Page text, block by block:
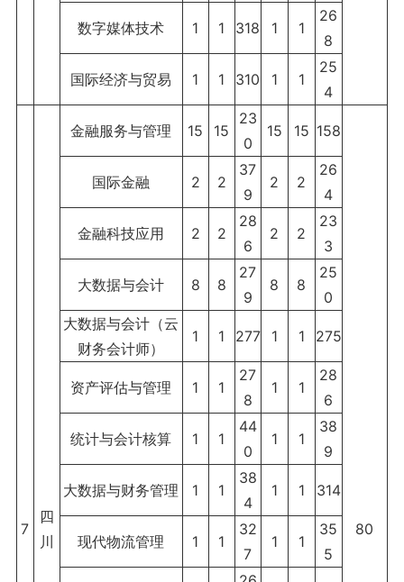
数字媒体技术 1 1 318 1 1
26
8
国际经济与贸易 1 1 310 1 1
25
4
7
四
川
金融服务与管理 15 15
23
0
15 15 158
80
国际金融 2 2
37
9
2 2
26
4
金融科技应用 2 2
28
6
2 2
23
3
大数据与会计 8 8
27
9
8 8
25
0
大数据与会计（云
财务会计师）
1 1 277 1 1 275
资产评估与管理 1 1
27
8
1 1
28
6
统计与会计核算 1 1
44
0
1 1
38
9
大数据与财务管理 1 1
38
4
1 1 314
现代物流管理 1 1
32
7
1 1
35
5